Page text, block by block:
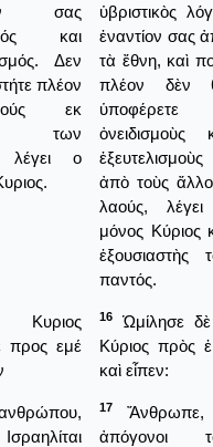
σας
και
Δεν
πλέον
εκ
των
λέγει ο
ὑβριστικὸς
ἐναντίον σας
τὰ ἔθνη, καὶ
πλέον δὲν
ὑποφέρετε
ὀνειδισμοὺς
ἐξευτελισμοὺς
ἀπὸ τοὺς
λαούς,
μόνος Κύριος
ἐξουσιαστὴς
παντός.
προς εμέ
16
Ὡμίλησε
Κύριος πρὸς
καὶ εἶπεν:
17
Ἄνθρωπε,
ἀπόγονοι